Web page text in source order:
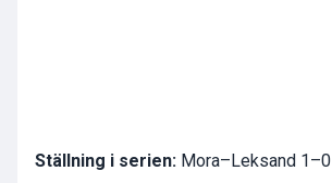
Ställning i serien: Mora–Leksand 1–0